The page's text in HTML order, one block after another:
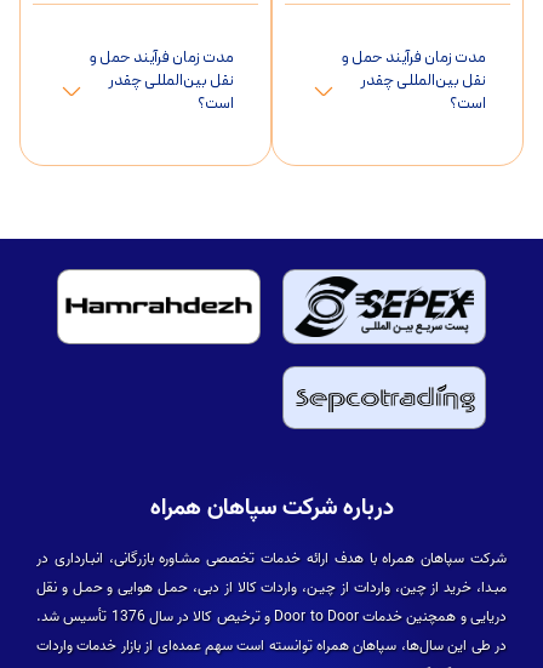
مدت زمان فرآیند حمل و
نقل بین‌المللی چقدر
است؟
مدت زمان فرآیند حمل و
نقل بین‌المللی چقدر
است؟
درباره شرکت سپاهان همراه
شرکت سپاهان همراه با هدف ارائه خدمات تخصصی مشـاوره بازرگانی، انبـارداری در
مبـدا، خرید از چین، واردات از چیـن، واردات کالا از دبی، حمـل هوایی و حمـل و نقل
دریایی و همچنین خدمات Door to Door و ترخیص کالا در سال 1376 تأسیس شد.
در طی این سال­‌ها، سپاهان همراه توانسته است سهم عمده­‌ای از بازار خدمات واردات